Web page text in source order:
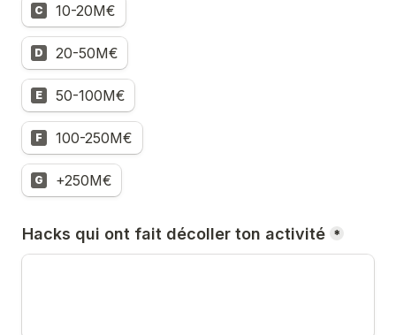
C 10-20M€
D 20-50M€
E 50-100M€
F 100-250M€
G +250M€
Hacks qui ont fait décoller ton activité *